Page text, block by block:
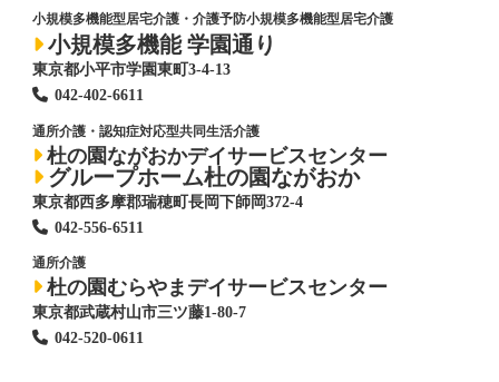
小規模多機能型居宅介護・介護予防小規模多機能型居宅介護
小規模多機能 学園通り
東京都小平市学園東町3-4-13
042-402-6611
通所介護・認知症対応型共同生活介護
杜の園ながおかデイサービスセンター
グループホーム杜の園ながおか
東京都西多摩郡瑞穂町長岡下師岡372-4
042-556-6511
通所介護
杜の園むらやまデイサービスセンター
東京都武蔵村山市三ツ藤1-80-7
042-520-0611